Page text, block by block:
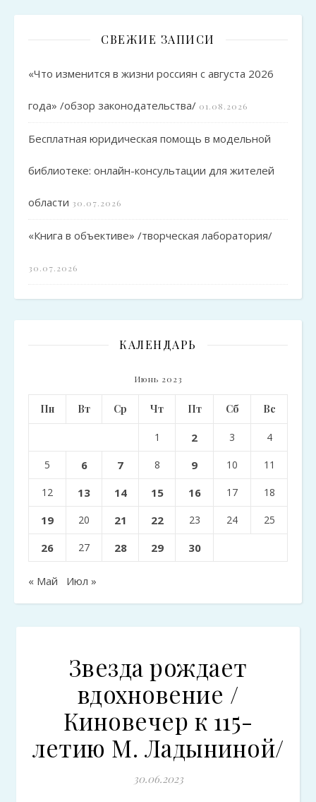
СВЕЖИЕ ЗАПИСИ
«Что изменится в жизни россиян с августа 2026
года» /обзор законодательства/ 01.08.2026
Бесплатная юридическая помощь в модельной
библиотеке: онлайн-консультации для жителей
области 30.07.2026
«Книга в объективе» /творческая лаборатория/
30.07.2026
КАЛЕНДАРЬ
Июнь 2023
Пн Вт Ср Чт Пт Сб Вс
1 2 3 4
5 6 7 8 9 10 11
12 13 14 15 16 17 18
19 20 21 22 23 24 25
26 27 28 29 30
« Май Июл »
Звезда рождает
вдохновение /
Киновечер к 115-
летию М. Ладыниной/
30.06.2023